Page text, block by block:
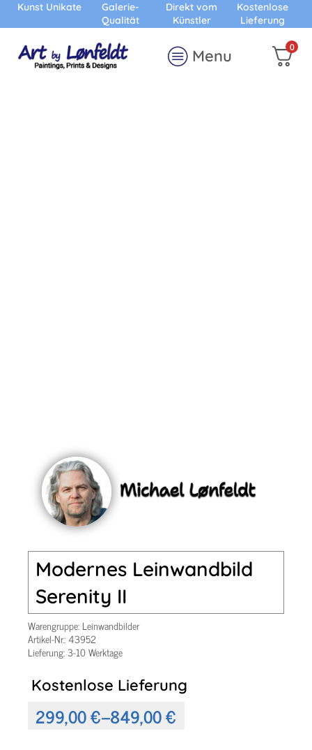
Kunst Unikate
Galerie-
Qualität
Direkt vom
Künstler
Kostenlose
Lieferung
Menu 0
Modernes Leinwandbild
Serenity II
Warengruppe: Leinwandbilder
Artikel-Nr.: 43952
Lieferung: 3-10 Werktage
Kostenlose Lieferung
299,00€–849,00€
Preisspanne: